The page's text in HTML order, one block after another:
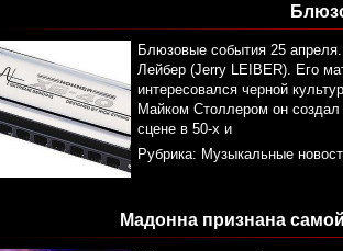
Блюзовые события 25
Лейбер (Jerry LEIBER). Его
интересовался черной
Майком Столлером он создал
сцене в 50-х и
Рубрика: Музыкальные
Мадонна признана